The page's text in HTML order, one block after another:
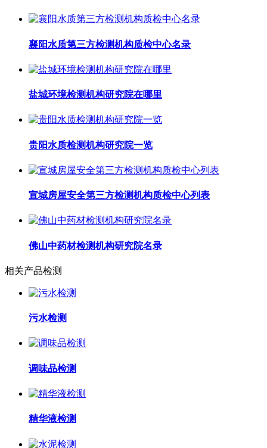
襄阳水质第三方检测机构质检中心名录
盐城环境检测机构研究院在哪里
贵阳水质检测机构研究院一览
宣城房屋安全第三方检测机构质检中心列表
佛山中药材检测机构研究院名录
相关产品检测
污水检测
调味品检测
精华液检测